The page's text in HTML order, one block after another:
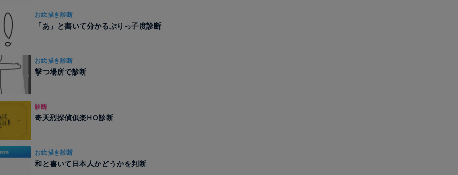
お絵描き診断
「あ」と書いて分かるぶりっ子度診断
お絵描き診断
撃つ場所で診断
診断
奇天烈探偵俱楽HO診断
お絵描き診断
和と書いて日本人かどうかを判断